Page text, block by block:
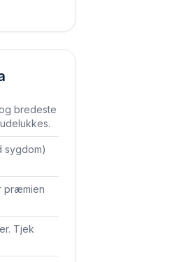
bredeste
sygdom)
præmien
Tjek